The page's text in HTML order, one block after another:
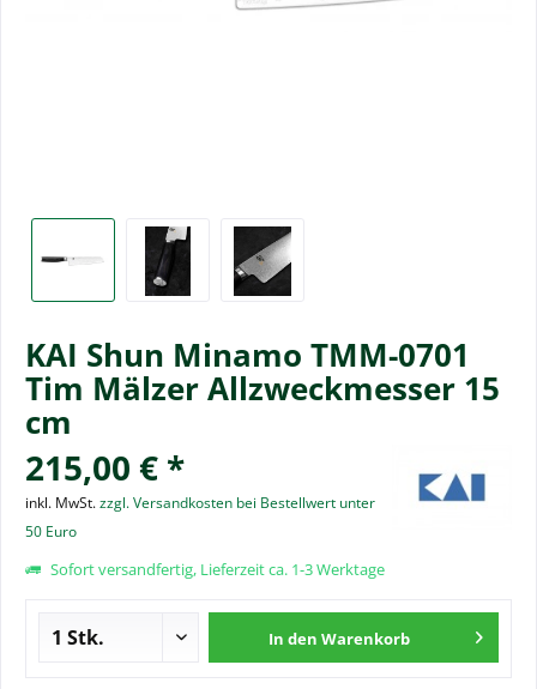
KAI Shun Minamo TMM-0701
Tim Mälzer Allzweckmesser 15
cm
215,00 € *
inkl. MwSt.zzgl. Versandkosten bei Bestellwert unter
50 Euro
Sofort versandfertig, Lieferzeit ca. 1-3 Werktage
In den Warenkorb